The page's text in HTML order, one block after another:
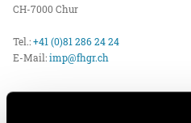
CH-7000 Chur
Tel.:+41 (0)81 286 24 24
E-Mail:imp@fhgr.ch